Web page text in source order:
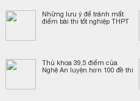
Những lưu ý để tránh mất
điểm bài thi tốt nghiệp THPT
Thủ khoa 39,5 điểm của
Nghệ An luyện hơn 100 đề thi